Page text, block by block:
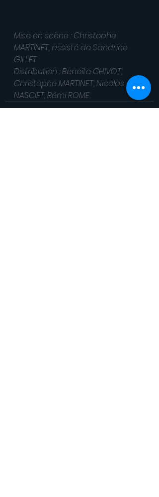
Mise en scène : Christophe
MARTINET, assisté de Sandrine
GILLET
Distribution : Benoîte CHIVOT,
Christophe MARTINET, Nicolas
NASCIET, Rémi ROME.